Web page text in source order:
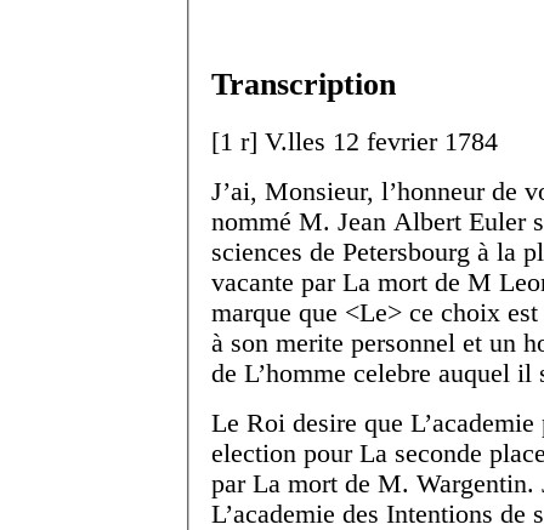
Transcription
[1 r] V.lles 12 fevrier 1784
J’ai, Monsieur, l’honneur de
nommé M. Jean Albert Euler
sciences de Petersbourg à la
vacante par La mort de M
marque que <Le> ce choix
à son merite personnel et un
de L’homme celebre auquel il
Le Roi desire que
election pour La seconde
par La mort de M. Wargentin. Je vous prie d’informer
L’academie des Intentions de